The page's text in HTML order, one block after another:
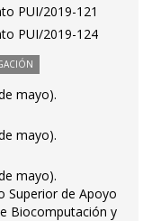
PUI/2019-121
PUI/2019-124
mayo).
mayo).
mayo).
Superior de Apoyo
Biocomputación y